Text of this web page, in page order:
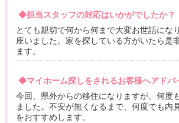
◆担当スタッフの対応はいかがでしたか？
とても親切で何から何まで大変お世話にな
座いました。家を探している方がいたら是
ます。
◆マイホーム探しをされるお客様へアドバ
今回、県外からの移住になりますが、何度
ました。不安が無くなるまで、何度でも内
をおすすめします。